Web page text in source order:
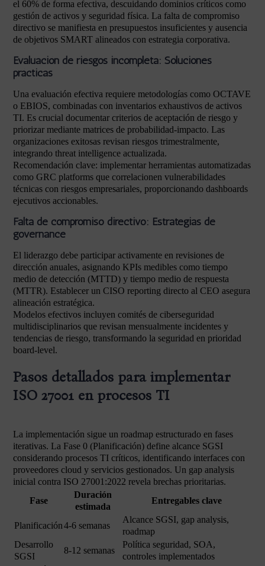
el 60% de forma efectiva, descuidando dominios críticos como
gestión de activos y seguridad física. La falta de compromiso
directivo se manifiesta en presupuestos insuficientes y ausencia
de objetivos SMART alineados con estrategia corporativa.
Evaluación de riesgos incompleta: Soluciones
prácticas
Una evaluación efectiva requiere metodologías como OCTAVE
o EBIOS, combinadas con inventarios exhaustivos de activos
TI. Es crucial documentar criterios de aceptación de riesgo y
priorizar mediante matrices de probabilidad-impacto. Las
organizaciones exitosas revisan riesgos trimestralmente,
integrando threat intelligence actualizada.
Recomendación clave: implementar herramientas automatizadas
como GRC platforms que correlacionen vulnerabilidades
técnicas con riesgos empresariales, proporcionando dashboards
ejecutivos accionables.
Falta de compromiso directivo: Estrategias de
governance
El liderazgo debe participar activamente en revisiones de
dirección anuales, asignando KPIs medibles como tiempo
medio de detección (MTTD) y tiempo medio de respuesta
(MTTR). Establecer un CISO reporting directo al CEO asegura
alineación estratégica.
Modelos efectivos incluyen comités de ciberseguridad
multidisciplinarios que revisan mensualmente incidentes y
tendencias de riesgo, transformando la seguridad en prioridad
board-level.
Pasos detallados para implementar
ISO 27001 en procesos TI
La implementación sigue un roadmap estructurado en fases
iterativas. La Fase 0 (Planificación) define alcance SGSI
considerando procesos TI críticos, identificando interfaces con
proveedores cloud y servicios gestionados. Un gap analysis
inicial contra ISO 27001:2022 revela brechas prioritarias.
Fase
Duración
estimada
Entregables clave
Planificación4-6 semanas
Alcance SGSI, gap analysis,
roadmap
Desarrollo
SGSI
8-12 semanas
Política seguridad, SOA,
controles implementados